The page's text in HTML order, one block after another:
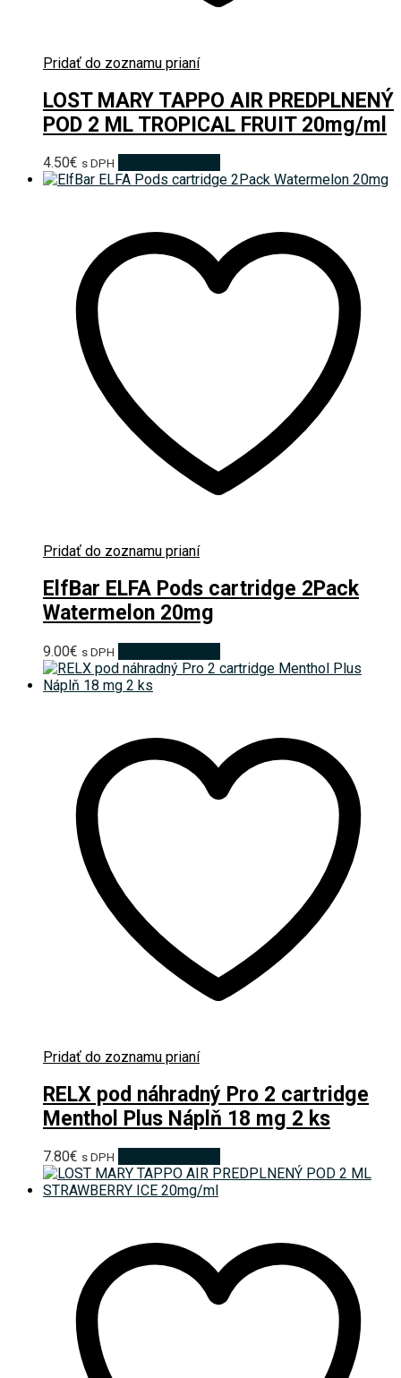
Pridať do zoznamu prianí
LOST MARY TAPPO AIR PREDPLNENÝ
POD 2 ML TROPICAL FRUIT 20mg/ml
4.50€ s DPH
Pridať do zoznamu prianí
ElfBar ELFA Pods cartridge 2Pack
Watermelon 20mg
9.00€ s DPH
Pridať do zoznamu prianí
RELX pod náhradný Pro 2 cartridge
Menthol Plus Náplň 18 mg 2 ks
7.80€ s DPH